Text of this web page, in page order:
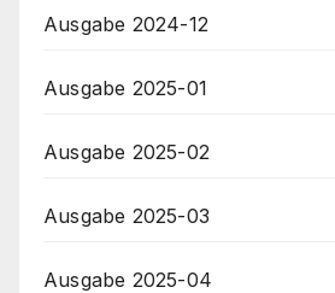
Ausgabe 2024-12
Ausgabe 2025-01
Ausgabe 2025-02
Ausgabe 2025-03
Ausgabe 2025-04